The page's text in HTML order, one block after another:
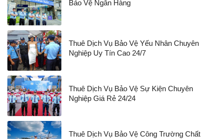
Bảo Vệ Ngân Hàng
Thuê Dịch Vụ Bảo Vệ Yếu Nhân Chuyên
Nghiệp Uy Tín Cao 24/7
Thuê Dịch Vụ Bảo Vệ Sự Kiện Chuyên
Nghiệp Giá Rẻ 24/24
Thuê Dịch Vụ Bảo Vệ Công Trường Chất